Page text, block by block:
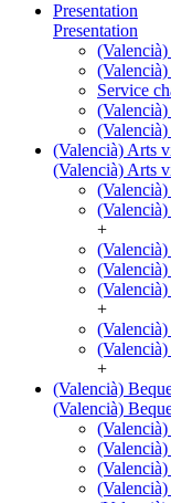
Presentation
Presentation
Service
(Valencià)
(Valencià) Arts
(Valencià) Arts
+
+
+
(Valencià)
(Valencià)